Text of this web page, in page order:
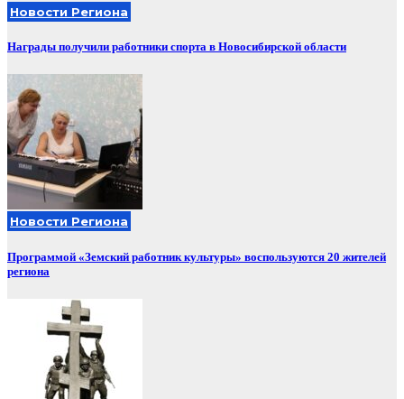
Новости Региона
Награды получили работники спорта в Новосибирской области
Новости Региона
Программой «Земский работник культуры» воспользуются 20 жителей
региона